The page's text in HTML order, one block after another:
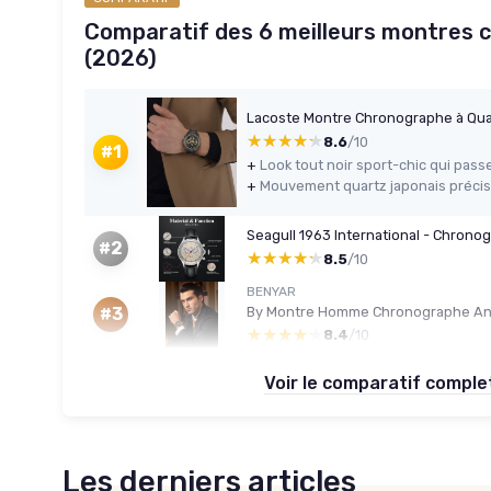
Comparatif des 6 meilleurs montres
(2026)
#1 ★★★★★
★★★★★ 8.6/10
+
+ Mouvement quartz japonais
#2 ★★★★★
★★★★★ 8.5/10
#3
BENYAR
★★★★★
★★★★★ 8.4 /10
Voir le comparatif
Les derniers articles